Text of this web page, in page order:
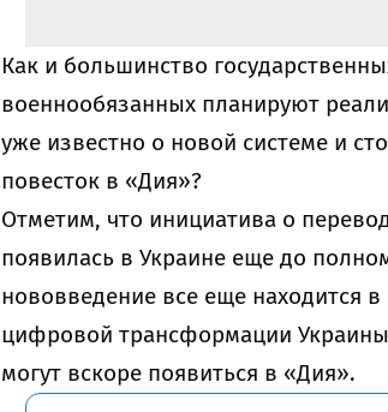
Как и большинство
военнообязанных планируют
уже известно о новой системе и
повесток в «Дия»?
Отметим, что инициатива о
появилась в Украине еще до
нововведение все еще находится
цифровой трансформации Украины
могут вскоре появиться в «Дия».